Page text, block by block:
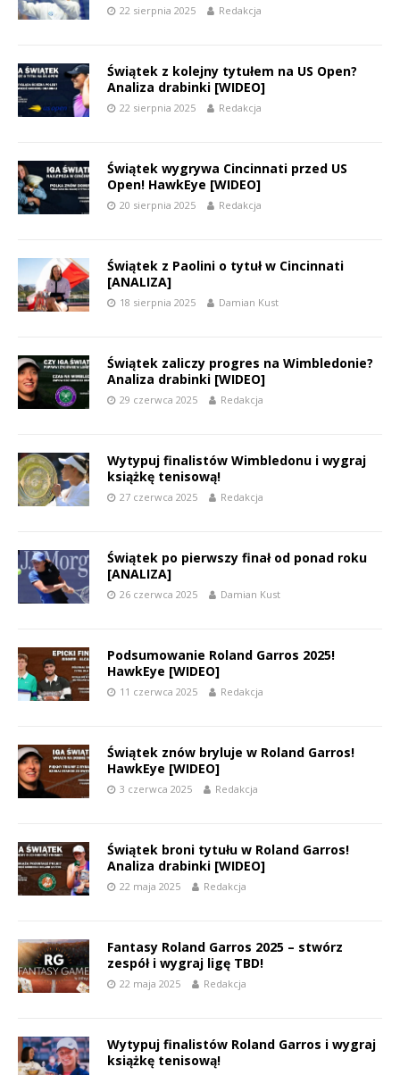
22 sierpnia 2025 Redakcja
Świątek z kolejny tytułem na US Open?
Analiza drabinki [WIDEO]
22 sierpnia 2025 Redakcja
Świątek wygrywa Cincinnati przed US
Open! HawkEye [WIDEO]
20 sierpnia 2025 Redakcja
Świątek z Paolini o tytuł w Cincinnati
[ANALIZA]
18 sierpnia 2025 Damian Kust
Świątek zaliczy progres na Wimbledonie?
Analiza drabinki [WIDEO]
29 czerwca 2025 Redakcja
Wytypuj finalistów Wimbledonu i wygraj
książkę tenisową!
27 czerwca 2025 Redakcja
Świątek po pierwszy finał od ponad roku
[ANALIZA]
26 czerwca 2025 Damian Kust
Podsumowanie Roland Garros 2025!
HawkEye [WIDEO]
11 czerwca 2025 Redakcja
Świątek znów bryluje w Roland Garros!
HawkEye [WIDEO]
3 czerwca 2025 Redakcja
Świątek broni tytułu w Roland Garros!
Analiza drabinki [WIDEO]
22 maja 2025 Redakcja
Fantasy Roland Garros 2025 – stwórz
zespół i wygraj ligę TBD!
22 maja 2025 Redakcja
Wytypuj finalistów Roland Garros i wygraj
książkę tenisową!